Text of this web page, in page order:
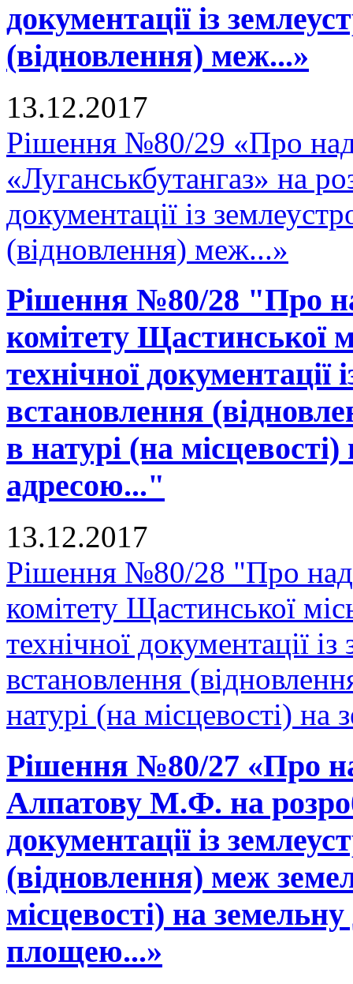
документації із
(відновлення) меж...»
13.12.2017
Рішення №80/29 «Про
«Луганськбутангаз» на
документації із
(відновлення) меж...»
Рішення №80/28 "Про
комітету Щастинської
технічної
встановлення
в натурі (на
адресою..."
13.12.2017
Рішення №80/28 "Про
комітету Щастинської
технічної документації
встановлення
натурі (на місцевості)
Рішення №80/27 «Про
Алпатову М.Ф. на
документації із
(відновлення) меж
місцевості) на
площею...»